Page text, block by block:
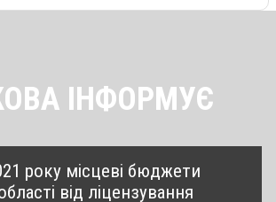
ІНФОРМУЄ
року місцеві бюджети
від ліцензування